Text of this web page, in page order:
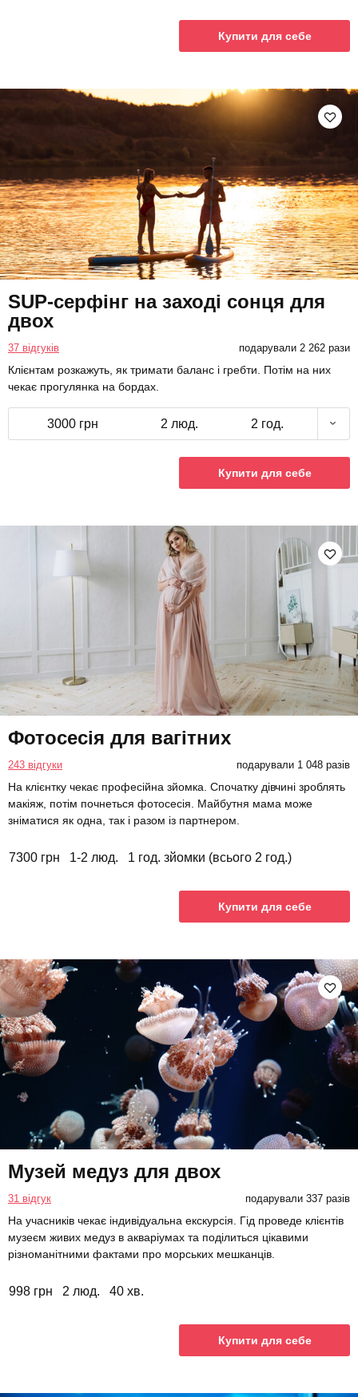
Купити для себе
SUP-серфінг на заході сонця для
двох
37 відгуків подарували 2 262 рази
Клієнтам розкажуть, як тримати баланс і гребти. Потім на них
чекає прогулянка на бордах.
3000 грн 2 люд. 2 год.
Купити для себе
Фотосесія для вагітних
243 відгуки подарували 1 048 разів
На клієнтку чекає професійна зйомка. Спочатку дівчині зроблять
макіяж, потім почнеться фотосесія. Майбутня мама може
зніматися як одна, так і разом із партнером.
7300 грн 1-2 люд. 1 год. зйомки (всього 2 год.)
Купити для себе
Музей медуз для двох
31 відгук подарували 337 разів
На учасників чекає індивідуальна екскурсія. Гід проведе клієнтів
музеєм живих медуз в акваріумах та поділиться цікавими
різноманітними фактами про морських мешканців.
998 грн 2 люд. 40 хв.
Купити для себе